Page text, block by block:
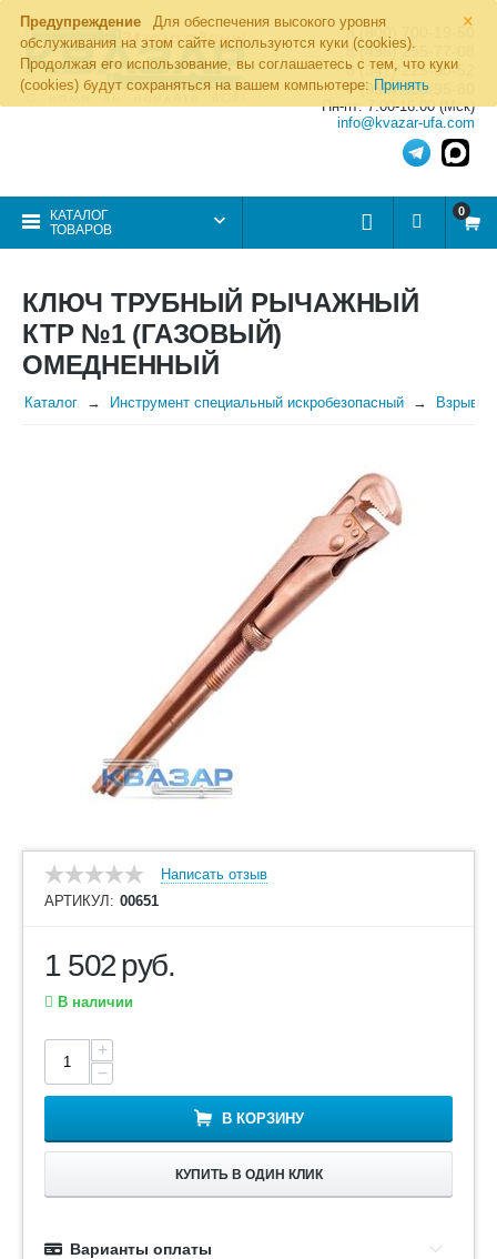
×
Предупреждение
Для обеспечения высокого уровня
обслуживания на этом сайте используются куки (cookies).
Продолжая его использование, вы соглашаетесь с тем, что куки
(cookies) будут сохраняться на вашем компьютере: Принять
8 (800) 700-19-50
8 (495) 255-77-08
8 (347) 225-00-52
8 (986) 963-95-80
Пн-пт: 7.00-16.00 (Мск)
info@kvazar-ufa.com
КАТАЛОГ
ТОВАРОВ
0
КЛЮЧ ТРУБНЫЙ РЫЧАЖНЫЙ
КТР №1 (ГАЗОВЫЙ)
ОМЕДНЕННЫЙ
Каталог Инструмент специальный искробезопасный
Написать отзыв
АРТИКУЛ: 00651
1 502руб.
В наличии
+
−
В КОРЗИНУ
КУПИТЬ В ОДИН КЛИК
Варианты оплаты